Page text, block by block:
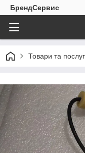
БрендСервис
Товари та